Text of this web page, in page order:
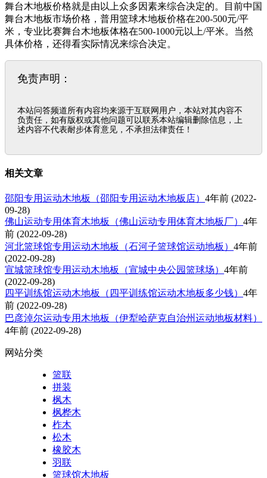
舞台木地板价格就是由以上众多因素来综合决定的。目前中国
舞台木地板市场价格，普用篮球木地板价格在200-500元/平
米，专业比赛舞台木地板体格在500-1000元以上/平米。当然
具体价格，还得看实际情况来综合决定。
免责声明：
本站问答频道所有内容均来源于互联网用户，本站对其内容不
负责任，如有版权或其他问题可以联系本站编辑删除信息，上
述内容不代表耐步体育意见，不承担法律责任！
相关文章
邵阳专用运动木地板（邵阳专用运动木地板店） 4年前 (2022-
09-28)
佛山运动专用体育木地板（佛山运动专用体育木地板厂） 4年
前 (2022-09-28)
河北篮球馆专用运动木地板（石河子篮球馆运动地板） 4年前
(2022-09-28)
宣城篮球馆专用运动木地板（宣城中央公园篮球场） 4年前
(2022-09-28)
四平训练馆运动木地板（四平训练馆运动木地板多少钱） 4年
前 (2022-09-28)
巴彦淖尔运动专用木地板（伊犁哈萨克自治州运动地板材料）
4年前 (2022-09-28)
网站分类
篮联
拼装
枫木
枫桦木
柞木
松木
橡胶木
羽联
篮球馆木地板